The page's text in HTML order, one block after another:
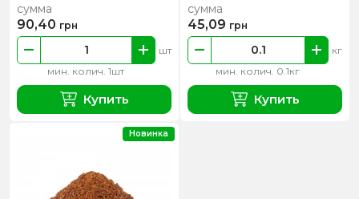
мин. колич. 1шт
шт
сумма
90,40 грн
Купить
мин. колич. 0.1кг
кг
сумма
45,09 грн
Купить
Новинка